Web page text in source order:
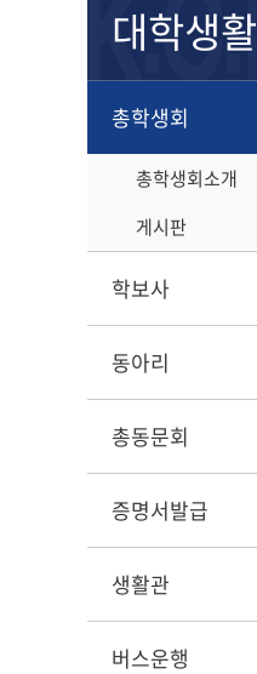
대학생활
총학생회
총학생회소개
게시판
학보사
동아리
총동문회
증명서발급
생활관
버스운행